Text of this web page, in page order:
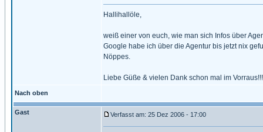
Hallihallöle,
weiß einer von euch, wie man sich Infos über
Google habe ich über die Agentur bis jetzt nix
Nöppes.
Liebe Güße & vielen Dank schon mal im Vorraus!!!
Nach oben
Gast Verfasst am: 25 Dez 2006 - 17:00